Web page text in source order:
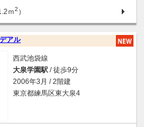
ｍ2 ）
アル
西武池袋線
大泉学園駅 / 徒歩9分
2006年3月 / 2階建
東京都練馬区東大泉4